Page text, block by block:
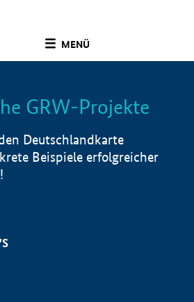
MENÜ
Info
GRW-Projekte
Deutschlandkarte
Beispiele erfolgreicher